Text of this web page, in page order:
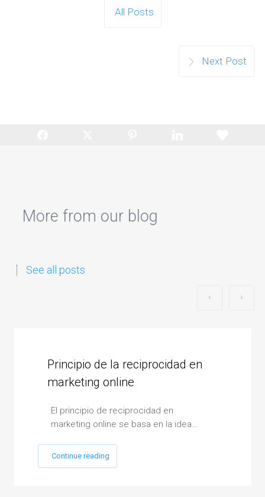
All Posts
Next Post
More from our blog
See all posts
Principio de la reciprocidad en
marketing online
El principio de reciprocidad en
marketing online se basa en la idea…
Continue reading